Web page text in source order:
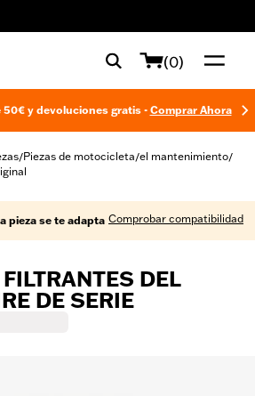
(0)
y devoluciones gratis - Comprar Ahora
/Piezas de motocicleta/el mantenimiento/
pieza se te adapta Comprobar compatibilidad
DEL
DE SERIE